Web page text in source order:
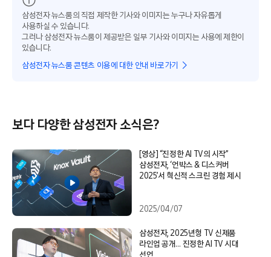
삼성전자 뉴스룸의 직접 제작한 기사와 이미지는 누구나 자유롭게
사용하실 수 있습니다.
그러나 삼성전자 뉴스룸이 제공받은 일부 기사와 이미지는 사용에 제한이
있습니다.
삼성전자 뉴스룸 콘텐츠 이용에 대한 안내 바로가기
보다 다양한 삼성전자 소식은?
[영상] “진정한 AI TV의 시작”
삼성전자, ‘언박스 & 디스커버
2025’서 혁신적 스크린 경험 제시
2025/04/07
삼성전자, 2025년형 TV 신제품
라인업 공개… 진정한 AI TV 시대